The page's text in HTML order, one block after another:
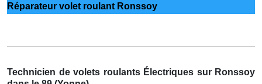
Réparateur volet roulant Ronssoy
Technicien de volets roulants Électriques sur Ronssoy